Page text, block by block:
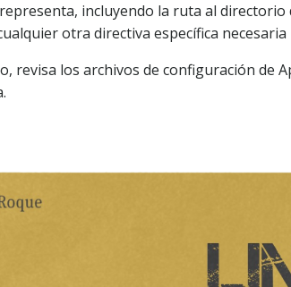
incluyendo la ruta al directorio
otra directiva específica
revisa los archivos de configuración de